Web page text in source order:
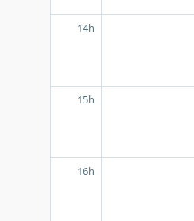
14h
15h
16h